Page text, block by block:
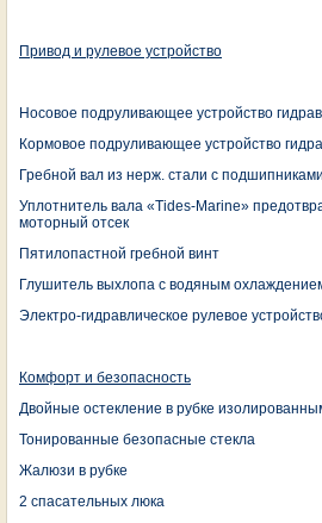
Привод и рулевое устройство
Носовое подруливающее устройство
Кормовое подруливающее устройство
Гребной вал из нерж. стали с подшипниками
Уплотнитель вала «Tides-Marine»
моторный отсек
Пятилопастной гребной винт
Глушитель выхлопа с водяным
Электро-гидравлическое рулевое
Комфорт и безопасность
Двойные остекление в рубке
Тонированные безопасные стекла
Жалюзи в рубке
2 спасательных люка